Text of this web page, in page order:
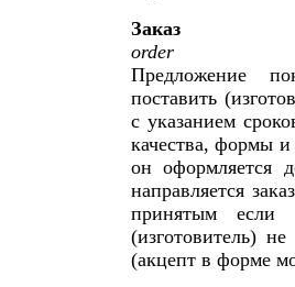
Заказ
order
Предложение
поставить
с указанием
качества, формы
он оформляется
направляется
принятым если
(изготовитель)
(акцепт в форме